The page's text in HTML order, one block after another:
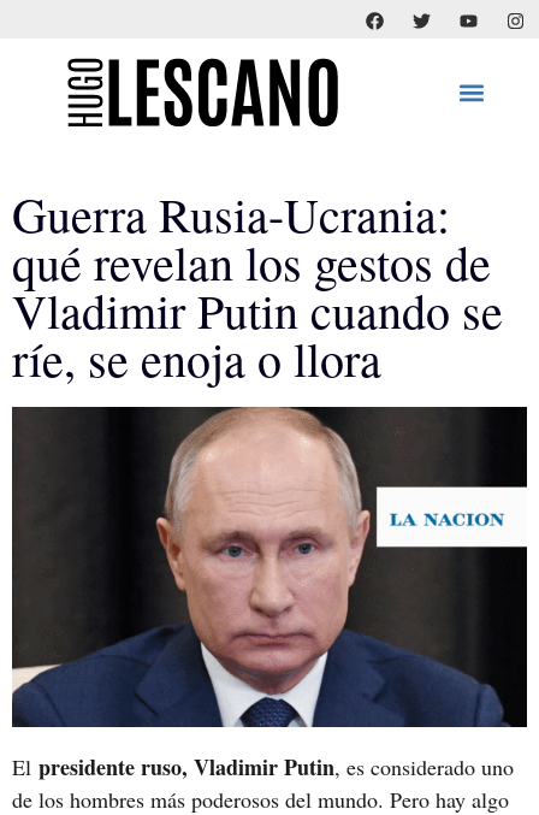
Guerra Rusia-Ucrania:
qué revelan los gestos de
Vladimir Putin cuando se
ríe, se enoja o llora
El presidente ruso, Vladimir Putin, es considerado uno
de los hombres más poderosos del mundo. Pero hay algo